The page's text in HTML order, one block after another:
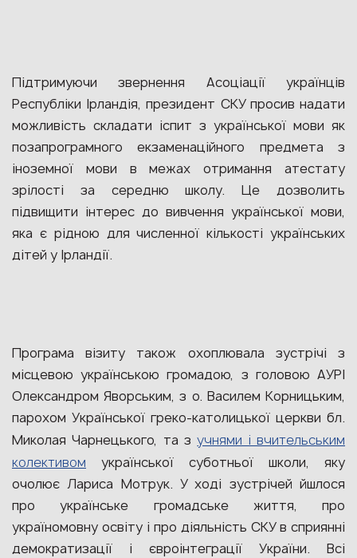
Підтримуючи звернення Асоціації українців
Республіки Ірландія, президент СКУ просив надати
можливість складати іспит з української мови як
позапрограмного екзаменаційного предмета з
іноземної мови в межах отримання атестату
зрілості за середню школу. Це дозволить
підвищити інтерес до вивчення української мови,
яка є рідною для численної кількості українських
дітей у Ірландії.
Програма візиту також охоплювала зустрічі з
місцевою українською громадою, з головою АУРІ
Олександром Яворським, з о. Василем Корницьким,
парохом Української греко-католицької церкви бл.
Миколая Чарнецького, та зучнями і вчительським
колективом української суботньої школи, яку
очолює Лариса Мотрук. У ході зустрічей йшлося
про українське громадське життя, про
україномовну освіту і про діяльність СКУ в сприянні
демократизації і євроінтеграції України. Всі